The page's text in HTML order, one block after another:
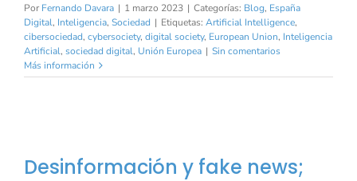
Por Fernando Davara | 1 marzo 2023 | Categorías: Blog, España
Digital, Inteligencia, Sociedad | Etiquetas: Artificial Intelligence,
cibersociedad, cybersociety, digital society, European Union, Inteligencia
Artificial, sociedad digital, Unión Europea | Sin comentarios
Más información
Desinformación y fake news;